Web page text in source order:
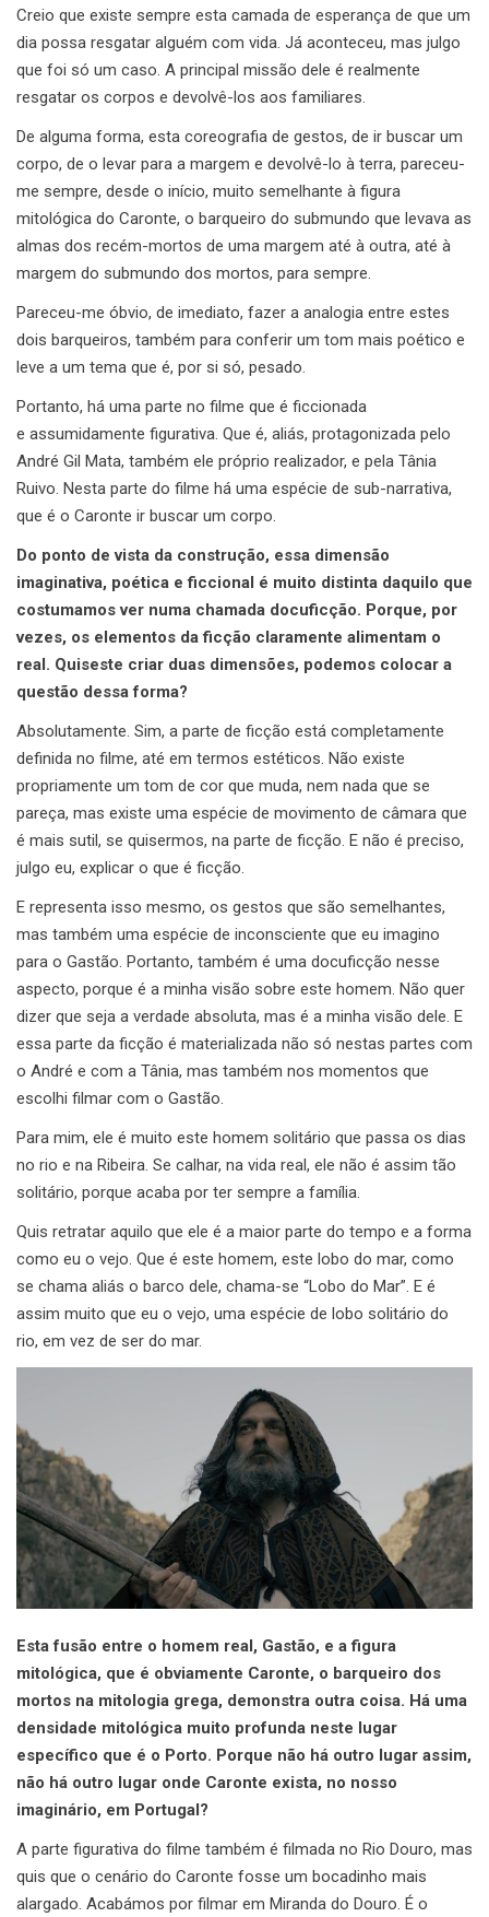
Creio que existe sempre esta camada de esperança de que um
dia possa resgatar alguém com vida. Já aconteceu, mas julgo
que foi só um caso. A principal missão dele é realmente
resgatar os corpos e devolvê-los aos familiares.
De alguma forma, esta coreografia de gestos, de ir buscar um
corpo, de o levar para a margem e devolvê-lo à terra, pareceu-
me sempre, desde o início, muito semelhante à figura
mitológica do Caronte, o barqueiro do submundo que levava as
almas dos recém-mortos de uma margem até à outra, até à
margem do submundo dos mortos, para sempre.
Pareceu-me óbvio, de imediato, fazer a analogia entre estes
dois barqueiros, também para conferir um tom mais poético e
leve a um tema que é, por si só, pesado.
Portanto, há uma parte no filme que é ficcionada
e assumidamente figurativa. Que é, aliás, protagonizada pelo
André Gil Mata, também ele próprio realizador, e pela Tânia
Ruivo. Nesta parte do filme há uma espécie de sub-narrativa,
que é o Caronte ir buscar um corpo.
Do ponto de vista da construção, essa dimensão
imaginativa, poética e ficcional é muito distinta daquilo que
costumamos ver numa chamada docuficção. Porque, por
vezes, os elementos da ficção claramente alimentam o
real. Quiseste criar duas dimensões, podemos colocar a
questão dessa forma?
Absolutamente. Sim, a parte de ficção está completamente
definida no filme, até em termos estéticos. Não existe
propriamente um tom de cor que muda, nem nada que se
pareça, mas existe uma espécie de movimento de câmara que
é mais sutil, se quisermos, na parte de ficção. E não é preciso,
julgo eu, explicar o que é ficção.
E representa isso mesmo, os gestos que são semelhantes,
mas também uma espécie de inconsciente que eu imagino
para o Gastão. Portanto, também é uma docuficção nesse
aspecto, porque é a minha visão sobre este homem. Não quer
dizer que seja a verdade absoluta, mas é a minha visão dele. E
essa parte da ficção é materializada não só nestas partes com
o André e com a Tânia, mas também nos momentos que
escolhi filmar com o Gastão.
Para mim, ele é muito este homem solitário que passa os dias
no rio e na Ribeira. Se calhar, na vida real, ele não é assim tão
solitário, porque acaba por ter sempre a família.
Quis retratar aquilo que ele é a maior parte do tempo e a forma
como eu o vejo. Que é este homem, este lobo do mar, como
se chama aliás o barco dele, chama-se “Lobo do Mar”. E é
assim muito que eu o vejo, uma espécie de lobo solitário do
rio, em vez de ser do mar.
Esta fusão entre o homem real, Gastão, e a figura
mitológica, que é obviamente Caronte, o barqueiro dos
mortos na mitologia grega, demonstra outra coisa. Há uma
densidade mitológica muito profunda neste lugar
específico que é o Porto. Porque não há outro lugar assim,
não há outro lugar onde Caronte exista, no nosso
imaginário, em Portugal?
A parte figurativa do filme também é filmada no Rio Douro, mas
quis que o cenário do Caronte fosse um bocadinho mais
alargado. Acabámos por filmar em Miranda do Douro. É o